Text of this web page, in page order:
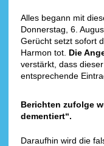
Alles begann mit
Donnerstag, 6.
Gerücht setzt sofort
Harmon tot. Die
verstärkt, dass
entsprechende
Berichten zufolge
dementiert“.
Daraufhin wird die